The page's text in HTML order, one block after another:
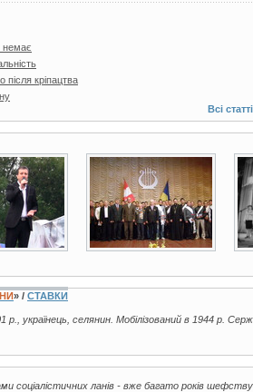
немає
кріпацтва
Всі
3 фото
» / СТАВКИ
р., українець, селянин. Мобілізований в 1944 р.
соціалістичних ланів - вже багато років